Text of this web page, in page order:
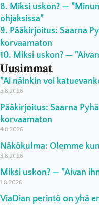
Miksi uskon? —
ohjaksissa”
Pääkirjoitus: Saarna
korvaamaton
Miksi uskon? —
Uusimmat
”Ai näinkin voi
5.8.2026
Pääkirjoitus: Saarna
korvaamaton
4.8.2026
Näkökulma: Olemme
3.8.2026
Miksi uskon? — ”Aivan
1.8.2026
ViaDian perintö on yhä